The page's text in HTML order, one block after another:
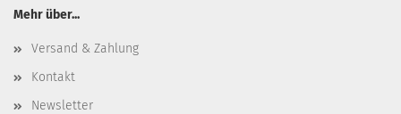
Mehr über...
Versand & Zahlung
Kontakt
Newsletter